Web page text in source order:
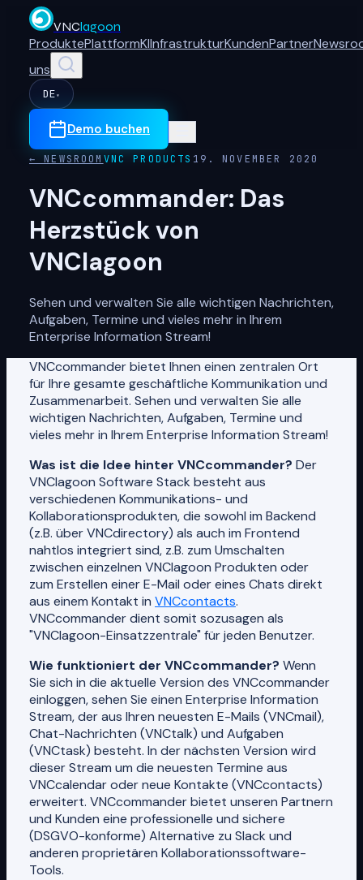
VNClagoon
ProduktePlattformKIInfrastrukturKundenPartner
uns
DE ▾
Demo buchen
← NEWSROOM VNC PRODUCTS 19. NOVEMBER 2020
VNCcommander: Das
Herzstück von
VNClagoon
Sehen und verwalten Sie alle wichtigen Nachrichten,
Aufgaben, Termine und vieles mehr in Ihrem
Enterprise Information Stream!
VNCcommander bietet Ihnen einen zentralen Ort
für Ihre gesamte geschäftliche Kommunikation und
Zusammenarbeit. Sehen und verwalten Sie alle
wichtigen Nachrichten, Aufgaben, Termine und
vieles mehr in Ihrem Enterprise Information Stream!
Was ist die Idee hinter VNCcommander? Der
VNClagoon Software Stack besteht aus
verschiedenen Kommunikations- und
Kollaborationsprodukten, die sowohl im Backend
(z.B. über VNCdirectory) als auch im Frontend
nahtlos integriert sind, z.B. zum Umschalten
zwischen einzelnen VNClagoon Produkten oder
zum Erstellen einer E-Mail oder eines Chats direkt
aus einem Kontakt in VNCcontacts.
VNCcommander dient somit sozusagen als
"VNClagoon-Einsatzzentrale" für jeden Benutzer.
Wie funktioniert der VNCcommander? Wenn
Sie sich in die aktuelle Version des VNCcommander
einloggen, sehen Sie einen Enterprise Information
Stream, der aus Ihren neuesten E-Mails (VNCmail),
Chat-Nachrichten (VNCtalk) und Aufgaben
(VNCtask) besteht. In der nächsten Version wird
dieser Stream um die neuesten Termine aus
VNCcalendar oder neue Kontakte (VNCcontacts)
erweitert. VNCcommander bietet unseren Partnern
und Kunden eine professionelle und sichere
(DSGVO-konforme) Alternative zu Slack und
anderen proprietären Kollaborationssoftware-
Tools.